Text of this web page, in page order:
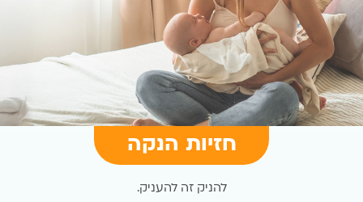
חזיות הנקה
להניק זה להעניק.